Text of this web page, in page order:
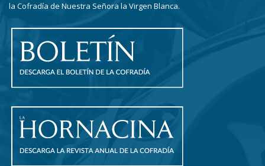
la Cofradía de Nuestra Señora la Virgen Blanca.